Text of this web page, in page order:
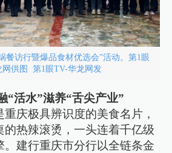
餐访行暨爆品食材优选会”活动。第1眼
网供图 第1眼TV-华龙网发
“活水”滋养“舌尖产业”
重庆极具辨识度的美食名片，
的热辣滚烫，一头连着千亿级
。建行重庆市分行以全链条金